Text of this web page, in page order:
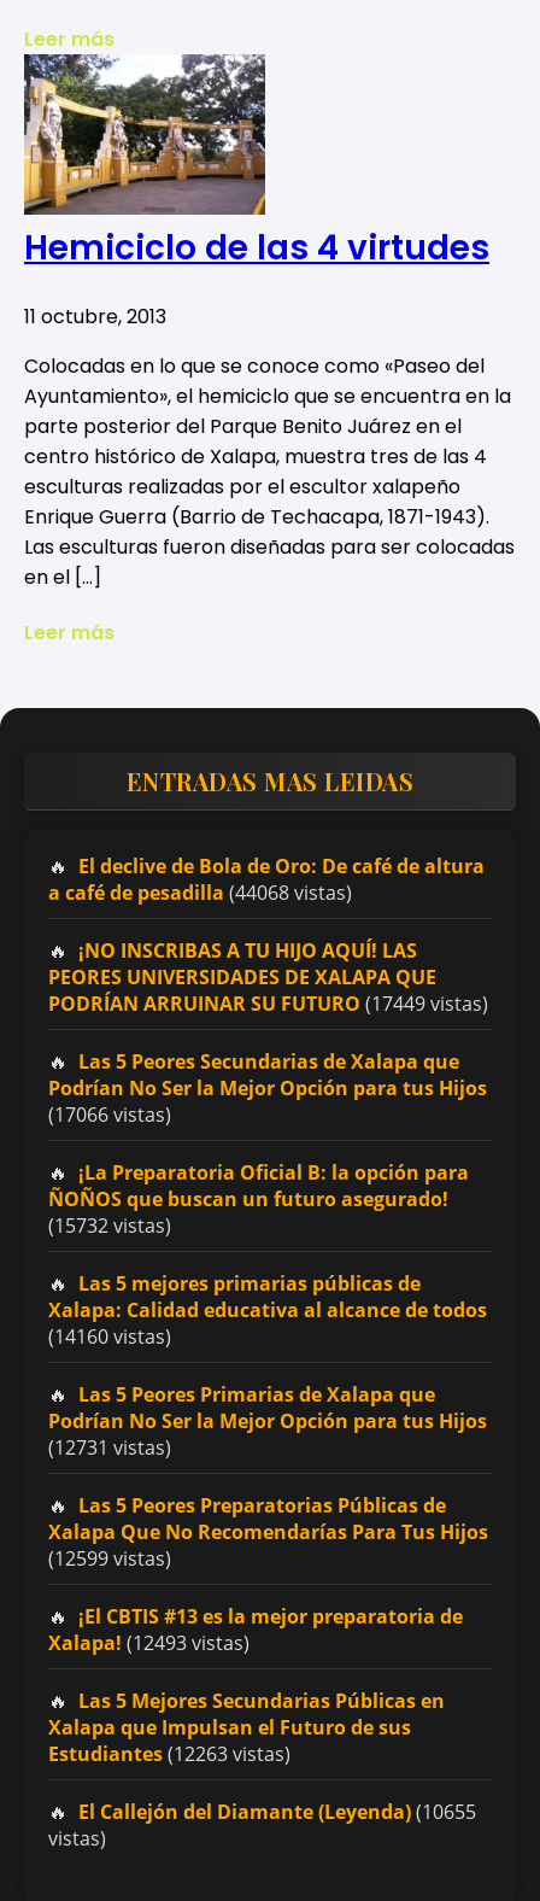
Leer más
Hemiciclo de las 4 virtudes
11 octubre, 2013
Colocadas en lo que se conoce como «Paseo del
Ayuntamiento», el hemiciclo que se encuentra en la
parte posterior del Parque Benito Juárez en el
centro histórico de Xalapa, muestra tres de las 4
esculturas realizadas por el escultor xalapeño
Enrique Guerra (Barrio de Techacapa, 1871-1943).
Las esculturas fueron diseñadas para ser colocadas
en el […]
Leer más
ENTRADAS MAS LEIDAS
El declive de Bola de Oro: De café de altura
a café de pesadilla (44068 vistas)
¡NO INSCRIBAS A TU HIJO AQUÍ! LAS
PEORES UNIVERSIDADES DE XALAPA QUE
PODRÍAN ARRUINAR SU FUTURO (17449 vistas)
Las 5 Peores Secundarias de Xalapa que
Podrían No Ser la Mejor Opción para tus Hijos
(17066 vistas)
¡La Preparatoria Oficial B: la opción para
ÑOÑOS que buscan un futuro asegurado!
(15732 vistas)
Las 5 mejores primarias públicas de
Xalapa: Calidad educativa al alcance de todos
(14160 vistas)
Las 5 Peores Primarias de Xalapa que
Podrían No Ser la Mejor Opción para tus Hijos
(12731 vistas)
Las 5 Peores Preparatorias Públicas de
Xalapa Que No Recomendarías Para Tus Hijos
(12599 vistas)
¡El CBTIS #13 es la mejor preparatoria de
Xalapa! (12493 vistas)
Las 5 Mejores Secundarias Públicas en
Xalapa que Impulsan el Futuro de sus
Estudiantes(12263 vistas)
El Callejón del Diamante (Leyenda)(10655
vistas)